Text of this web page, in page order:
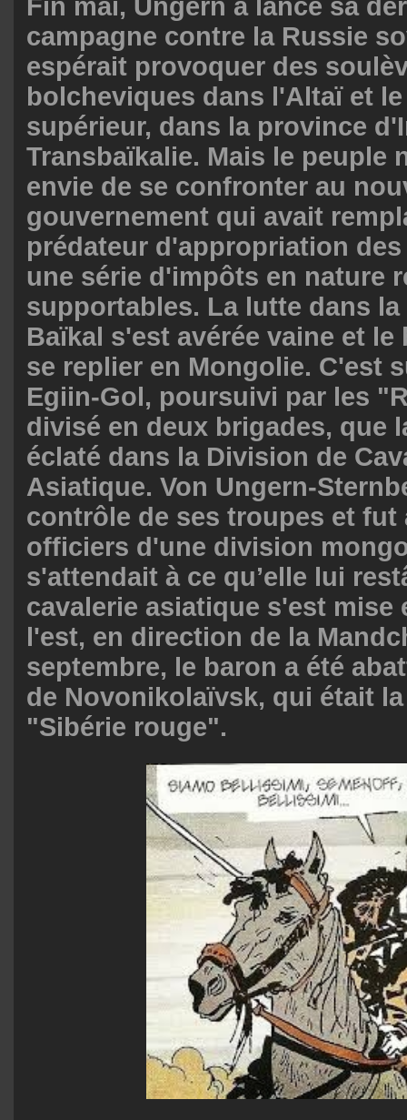
Fin mai, Ungern a lancé sa
campagne contre la Russie
espérait provoquer des
bolcheviques dans l'Altaï et le
supérieur, dans la province
Transbaïkalie. Mais le peuple
envie de se confronter au
gouvernement qui avait
prédateur d'appropriation
une série d'impôts en nature
supportables. La lutte dans
Baïkal s'est avérée vaine et
se replier en Mongolie. C'est
Egiin-Gol, poursuivi par les
divisé en deux brigades, que
éclaté dans la Division de
Asiatique. Von Ungern-
contrôle de ses troupes et fut
officiers d'une division
s'attendait à ce qu’elle lui
cavalerie asiatique s'est mise
l'est, en direction de la
septembre, le baron a été
de Novonikolaïvsk, qui était
"Sibérie rouge".